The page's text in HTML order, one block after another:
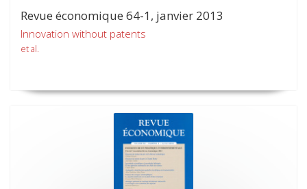
Revue économique 64-1, janvier 2013
Innovation without patents
et al.